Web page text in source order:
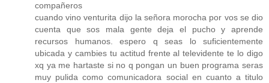
compañeros
cuando vino venturita dijo la señora morocha por vos se dio
cuenta que sos mala gente deja el pucho y aprende
recursos humanos. espero q seas lo suficientemente
ubicada y cambies tu actitud frente al televidente te lo digo
xq ya me hartaste si no q pongan un buen programa seras
muy pulida como comunicadora social en cuanto a titulo